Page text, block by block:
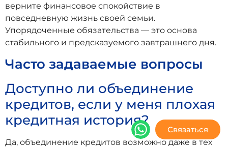
верните финансовое спокойствие в
повседневную жизнь своей семьи.
Упорядоченные обязательства — это основа
стабильного и предсказуемого завтрашнего дня.
Часто задаваемые вопросы
Доступно ли объединение
кредитов, если у меня плохая
кредитная история?
Да, объединение кредитов возможно даже в тех
Связаться